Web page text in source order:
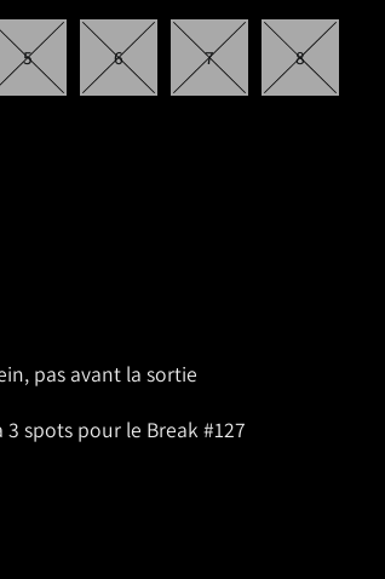
5 6 7 8
pas avant la sortie
spots pour le Break #127